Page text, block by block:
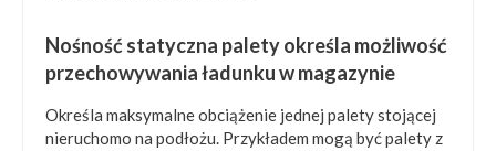
Nośność statyczna palety określa możliwość
przechowywania ładunku w magazynie
Określa maksymalne obciążenie jednej palety stojącej
nieruchomo na podłożu. Przykładem mogą być palety z